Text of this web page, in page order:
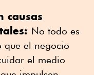
causas
No todo es
que el negocio
el medio